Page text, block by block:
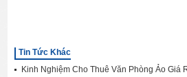
Tin Tức Khác
Kinh Nghiệm Cho Thuê Văn Phòng Ảo